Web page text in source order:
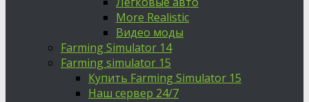
More Realistic
Видео моды
Farming Simulator 14
Farming simulator 15
Купить Farming Simulator 15
Наш сервер 24/7